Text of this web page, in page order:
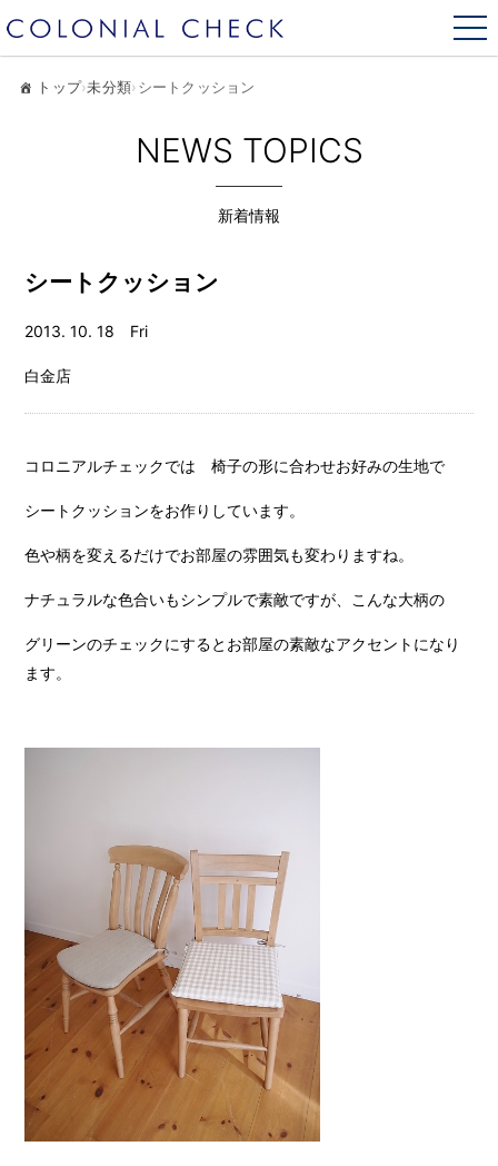
トップ›未分類› シートクッション
NEWS TOPICS
新着情報
シートクッション
2013. 10. 18 Fri
白金店
コロニアルチェックでは 椅子の形に合わせお好みの生地で
シートクッションをお作りしています。
色や柄を変えるだけでお部屋の雰囲気も変わりますね。
ナチュラルな色合いもシンプルで素敵ですが、こんな大柄の
グリーンのチェックにするとお部屋の素敵なアクセントになり
ます。